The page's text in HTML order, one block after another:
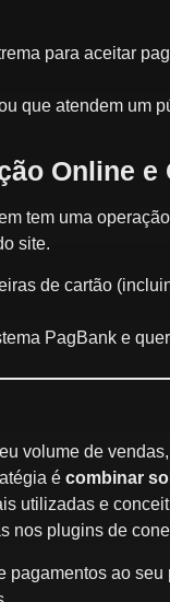
para aceitar
que atendem um
Online e
tem uma
site.
de cartão
PagBank e
volume de
é combinar
utilizadas e
nos plugins de
pagamentos ao